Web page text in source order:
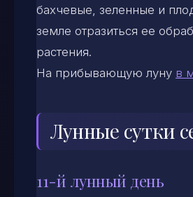
бахчевые, зеленные и
земле отразиться ее
растения.
На прибывающую луну в
Лунные сутки
11-й лунный день